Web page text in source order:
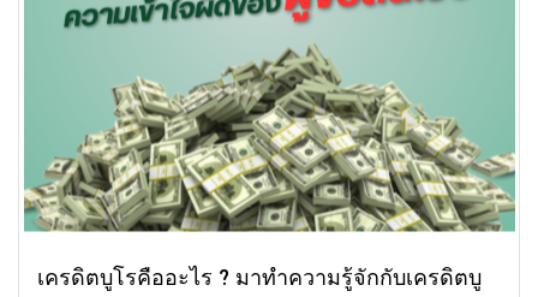
เครดิตบูโรคืออะไร ? มาทำความรู้จักกับเครดิตบู